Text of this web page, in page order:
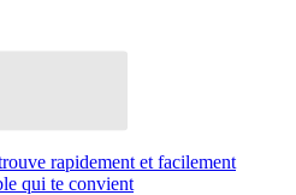
rapidement et facilement
qui te convient